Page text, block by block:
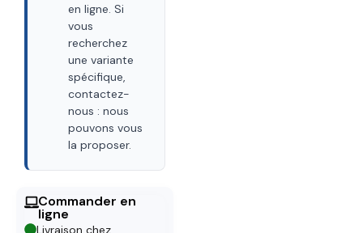
en ligne. Si
vous
recherchez
une variante
spécifique,
contactez-
nous : nous
pouvons vous
la proposer.
Commander en
ligne
Livraison chez